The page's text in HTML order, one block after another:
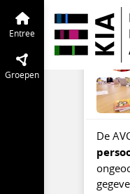
Entree
Groepen
De